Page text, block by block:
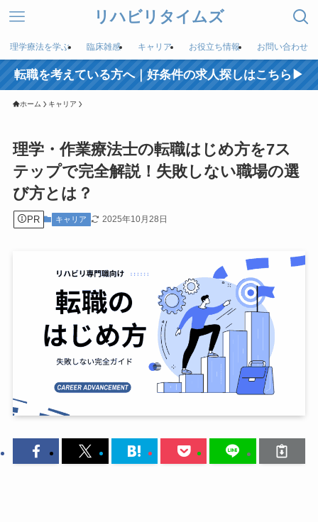
リハビリタイムズ
理学療法を学ぶ 臨床雑感 キャリア お役立ち情報 お問い合わせ
転職を考えている方へ｜好条件の求人探しはこちら▶︎
ホーム キャリア
理学・作業療法士の転職はじめ方を7ス
テップで完全解説！失敗しない職場の選
び方とは？
PR キャリア 2025年10月28日